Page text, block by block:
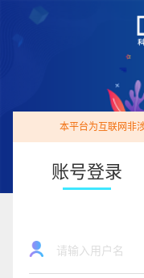
账号登录
本平台为互联网非